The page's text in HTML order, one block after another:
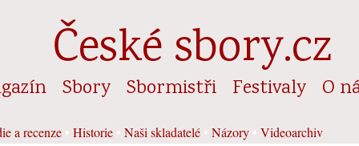
České sbory.cz
Sbory Sbormistři Festivaly O
a recenze Historie Naši skladatelé Názory Videoarchiv